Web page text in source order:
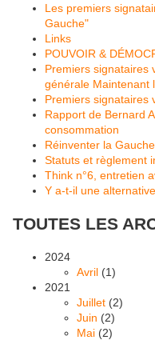
Les premiers
Gauche"
Links
POUVOIR &
Premiers signataires
générale Maintenant
Premiers signataires
Rapport de Bernard
consommation
Réinventer la
Statuts et règlement
Think n°6, entretien
Y a-t-il une
TOUTES LES
2024
Avril (1)
2021
Juillet (2)
Juin (2)
Mai (2)